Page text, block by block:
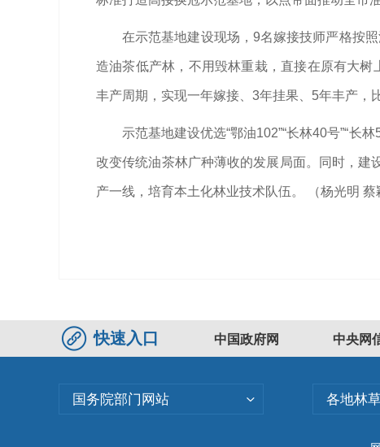
在示范基地建设现场，9名嫁接技师严格按
造油茶低产林，不用毁林重栽，直接在原有大
丰产周期，实现一年嫁接、3年挂果、5年丰产，
示范基地建设优选“鄂油102”“长林40号”“长
改变传统油茶林广种薄收的发展局面。同时，建
产一线，培育本土化林业技术队伍。 （杨光明 蔡
快速入口 中国政府网 中央网
国务院部门网站 各地林